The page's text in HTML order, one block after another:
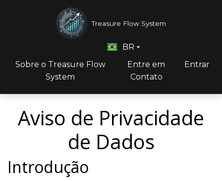
Treasure Flow System
Sobre o Treasure Flow
System
Entre em
Contato
Entrar
BR
Aviso de Privacidade
de Dados
Introdução